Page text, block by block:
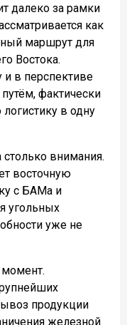
далеко за рамки
как
маршрут для
Востока.
в перспективе
фактически
в одну
внимания.
восточную
с БАМа и
угольных
уже не
момент.
продукции
железной